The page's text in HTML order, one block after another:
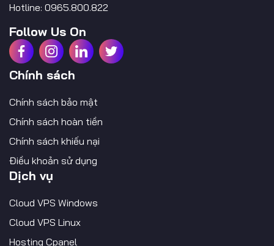
Hotline: 0965.800.822
Follow Us On
Chính sách
Chính sách bảo mật
Chính sách hoàn tiền
Chính sách khiếu nại
Điều khoản sử dụng
Dịch vụ
Cloud VPS Windows
Cloud VPS Linux
Hosting Cpanel